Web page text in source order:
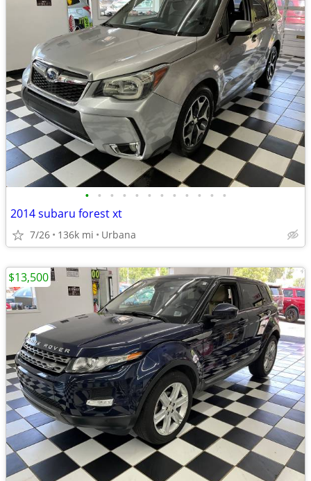
• • • • • • • • • • • •
2014 subaru forest xt
7/26 136k mi Urbana
$13,500